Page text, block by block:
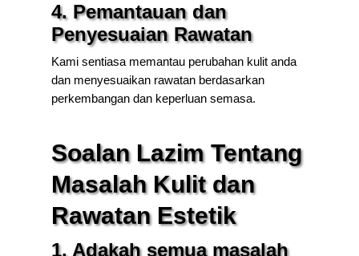
4. Pemantauan dan
Penyesuaian Rawatan
Kami sentiasa memantau perubahan kulit anda
dan menyesuaikan rawatan berdasarkan
perkembangan dan keperluan semasa.
Soalan Lazim Tentang
Masalah Kulit dan
Rawatan Estetik
1. Adakah semua masalah